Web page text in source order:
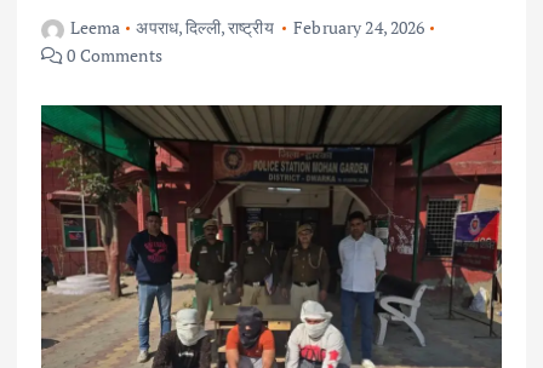
Leema अपराध,दिल्ली,राष्ट्रीय
February 24, 2026
0 Comments